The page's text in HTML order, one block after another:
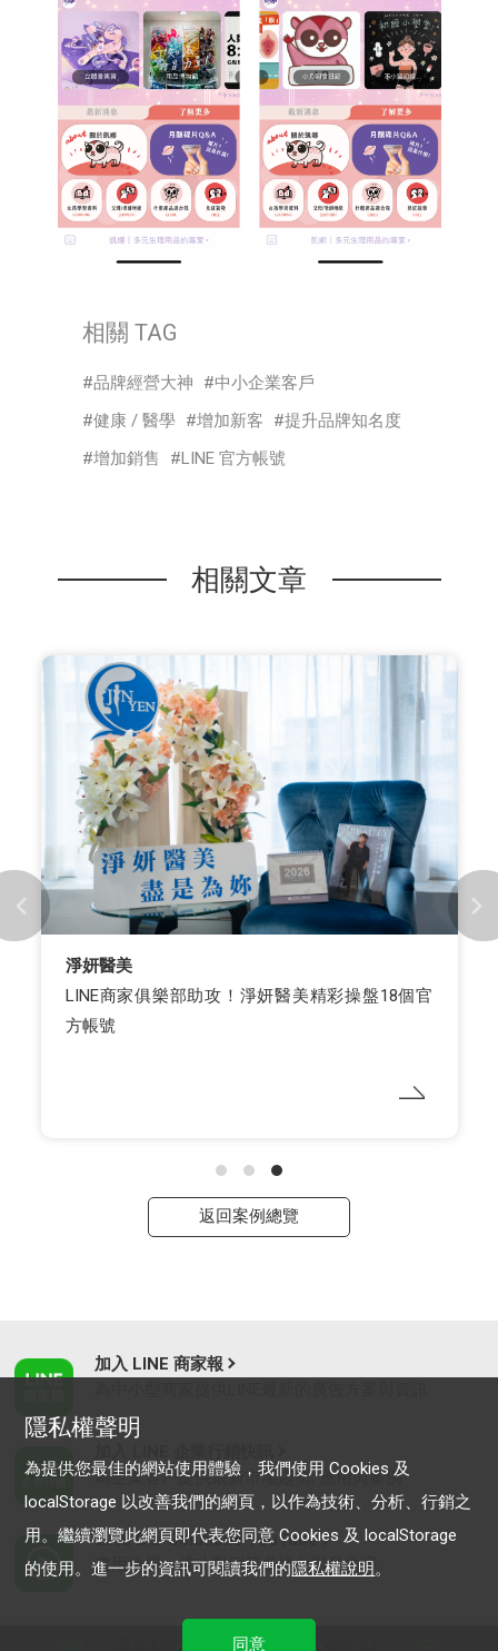
相關 TAG
品牌經營大神
中小企業客戶
健康 / 醫學
增加新客
提升品牌知名度
增加銷售
LINE 官方帳號
相關文章
淨妍醫美
LINE商家俱樂部助攻！淨妍醫美精彩操盤18個官
方帳號
返回案例總覽
加入 LINE 商家報
為企業客戶提供最新市場趨勢, 應用與案例
LINE Biz-Solutions YouTube
實用教學、成功案例等多樣化影音內容
服務條款
隱私權聲明
為提供您最佳的網站使用體驗，我們使用 Cookies 及
localStorage 以改善我們的網頁，以作為技術、分析、行銷之
用。繼續瀏覽此網頁即代表您同意 Cookies 及 localStorage
的使用。進一步的資訊可閱讀我們的隱私權說明。
同意